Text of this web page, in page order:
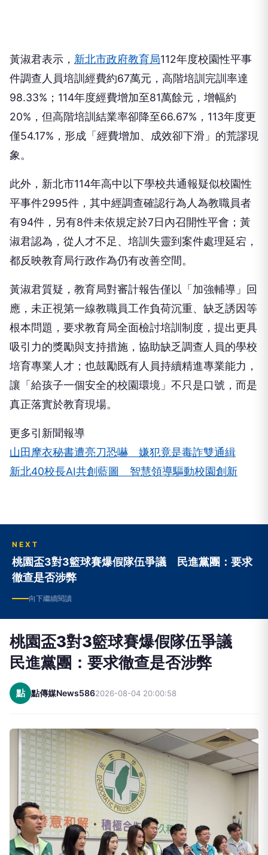
黃淑君表示， 新北市政府教育局112年度校園性平事
件調查人員培訓經費約67萬元，高階培訓完訓率達
98.33%；114年度經費增加至81萬餘元，增幅約
20%，但高階培訓結業率卻降至66.67%，113年度更
僅54.17%，形成「經費增加、成效卻下滑」的荒謬現
象。
此外，新北市114年高中以下學校共通報疑似校園性
平事件2995件，其中經調查確認行為人為教職員者
有94件，另有8件未依規定於7日內召開性平會；黃
淑君認為，從人才不足、培訓失靈到案件處理延宕，
都反映教育局行政作為仍有改善空間。
黃淑君質疑，教育局對審計報告僅以「加強輔導」回
應，未正視第一線教職員工作負荷沉重、缺乏誘因等
根本問題，要求教育局全面檢討培訓制度，提出更具
吸引力的獎勵與支持措施，協助缺乏調查人員的學校
培育專業人才；也鼓勵既有人員持續精進專業能力，
讓「給孩子一個安全的校園環境」不只是口號，而是
真正落實於教育現場。
更多引新聞報導
山田摩衣秘書遭亮刀恐嚇 嫌犯竟是毒詐雙通緝
新北40校長AI共創藍圖 智慧領導驅動校園創新
NEXT
桃園盃3對3籃球賽爆假隊伍爭議 民進黨團：要求
徹查是否涉弊
向下繼續閱讀
桃園盃3對3籃球賽爆假隊伍爭議
民進黨團：要求徹查是否涉弊
點 點傳媒News5862026-08-04 20:00:58